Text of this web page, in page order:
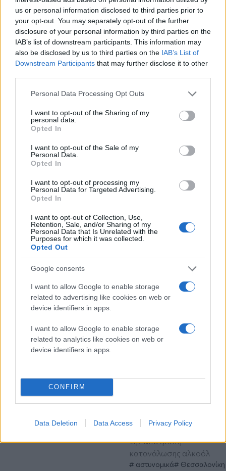
us or personal information disclosed to third parties prior to
your opt-out. You may separately opt-out of the further
disclosure of your personal information by third parties on the
IAB’s list of downstream participants. This information may
also be disclosed by us to third parties on the IAB’s List of
Downstream Participants that may further disclose it to other
Please note that this website/app uses one or more Google
not limited to your visit or usage behaviour. You may click to
grant or deny consent to Google and its third-party tags to
use your data for below specified purposes in below Google
consent section.
Personal Data Processing Opt Outs
I want to opt-out of the Sharing of my
personal data.
Opted In
I want to opt-out of the Sale of my
Personal Data.
Opted In
I want to opt-out of processing my
Personal Data for Targeted Advertising.
Opted In
I want to opt-out of Collection, Use,
Retention, Sale, and/or Sharing of my
Personal Data that Is Unrelated with the
Purposes for which it was collected.
Opted Out
Google consents
I want to allow Google to enable storage
related to advertising like cookies on web or
device identifiers in apps.
I want to allow Google to enable storage
related to analytics like cookies on web or
device identifiers in apps.
CONFIRM
Data Deletion Data Access Privacy Policy
Δευτέρα 10 Αυγ 2026, 08:24
Θεσσαλονίκη: Από το
«τροχαίο» στην άγρια
καταδίωξη - Τι
αποκαλύπτει το βίντεο
έξω από το ΑΧΕΠΑ
Ο οδηγός του λευκού Ι.Χ.
συνελήφθη όταν
όχημα ήταν κλεμμένο -
αυτοκινήτου
Δευτέρα 10 Αυγ 2026, 08:08
Σαφάρι ελέγχων στη
άτομα στα δίχτυα της
ΕΛΑΣ
Βίαιη απόπειρα ληστείας
Ωραιόκαστρο, λουκέτο
ανήλικη και έλεγχοι-
σκούπα από την ΕΛΑΣ
Δευτέρα 10 Αυγ 2026, 08:00
παραλιακό μέτωπο
Έλεγχοι σε 72 ανηλίκους
και 10 καταστήματα για
την αποτροπή
κατανάλωσης αλκοόλ
αστυνομικά
Θεσσαλονίκη